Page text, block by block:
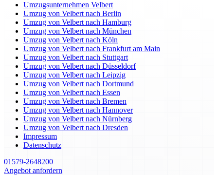
Umzugsunternehmen Velbert
Umzug von Velbert nach Berlin
Umzug von Velbert nach Hamburg
Umzug von Velbert nach München
Umzug von Velbert nach Köln
Umzug von Velbert nach Frankfurt am Main
Umzug von Velbert nach Stuttgart
Umzug von Velbert nach Düsseldorf
Umzug von Velbert nach Leipzig
Umzug von Velbert nach Dortmund
Umzug von Velbert nach Essen
Umzug von Velbert nach Bremen
Umzug von Velbert nach Hannover
Umzug von Velbert nach Nürnberg
Umzug von Velbert nach Dresden
Impressum
Datenschutz
01579-2648200
Angebot anfordern